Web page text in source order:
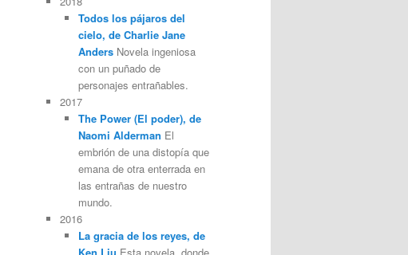
Todos los pájaros del
cielo, de Charlie Jane
AndersNovela ingeniosa
con un puñado de
personajes entrañables.
2017
The Power (El poder), de
Naomi Alderman El
embrión de una distopía que
emana de otra enterrada en
las entrañas de nuestro
mundo.
2016
La gracia de los reyes, de